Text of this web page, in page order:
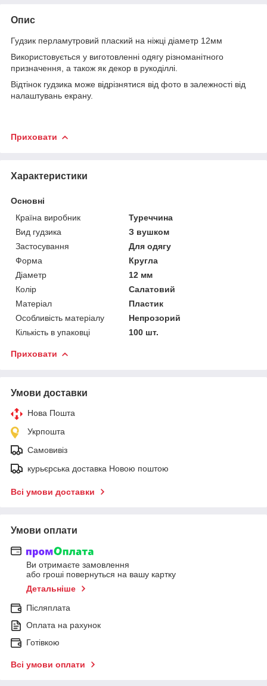
Опис
Гудзик перламутровий плаский на ніжці діаметр 12мм
Використовується у виготовленні одягу різноманітного
призначення, а також як декор в рукоділлі.
Відтінок гудзика може відрізнятися від фото в залежності від
налаштувань екрану.
Приховати
Характеристики
Основні
Країна виробник
Туреччина
Вид гудзика
З вушком
Застосування
Для одягу
Форма
Кругла
Діаметр
12 мм
Колір
Салатовий
Матеріал
Пластик
Особливість матеріалу
Непрозорий
Кількість в упаковці
100 шт.
Приховати
Умови доставки
Нова Пошта
Укрпошта
Самовивіз
курьєрська доставка Новою поштою
Всі умови доставки
Умови оплати
Ви отримаєте замовлення
або гроші повернуться на вашу картку
Детальніше
Післяплата
Оплата на рахунок
Готівкою
Всі умови оплати